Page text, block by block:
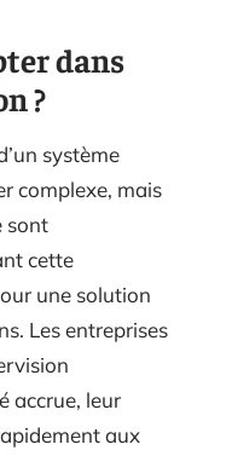
dans
?
système
complexe, mais
sont
cette
une solution
Les entreprises
accrue, leur
aux